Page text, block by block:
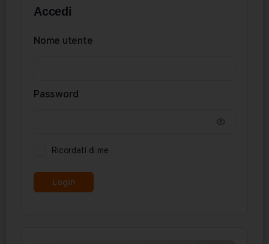
Accedi
Nome utente
Password
Ricordati di me